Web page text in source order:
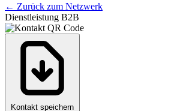
← Zurück zum Netzwerk
Dienstleistung B2B
Kontakt speichern